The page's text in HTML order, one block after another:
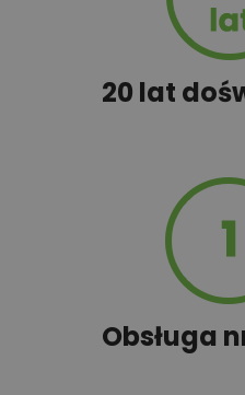
Tablica informacyjna
20 lat
Obsługa